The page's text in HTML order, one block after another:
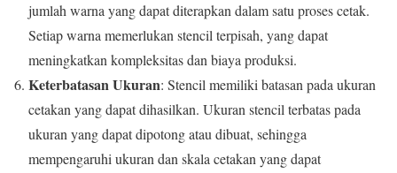
jumlah warna yang dapat diterapkan dalam satu proses cetak.
Setiap warna memerlukan stencil terpisah, yang dapat
meningkatkan kompleksitas dan biaya produksi.
Keterbatasan Ukuran: Stencil memiliki batasan pada ukuran
cetakan yang dapat dihasilkan. Ukuran stencil terbatas pada
ukuran yang dapat dipotong atau dibuat, sehingga
mempengaruhi ukuran dan skala cetakan yang dapat